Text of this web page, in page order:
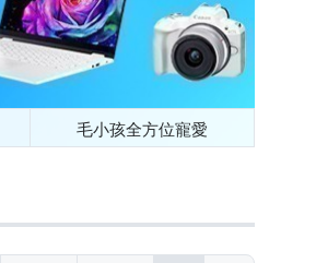
毛小孩全方位寵愛